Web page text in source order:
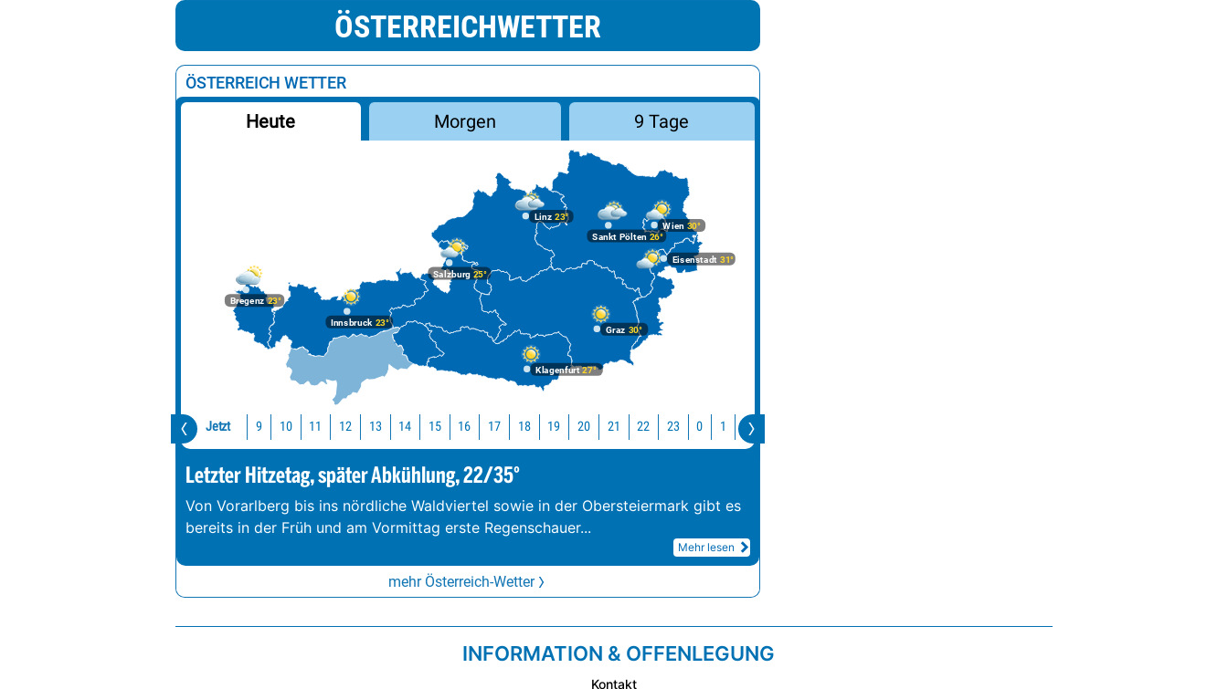
ÖSTERREICHWETTER
ÖSTERREICH WETTER
Heute Morgen 9 Tage
Bregenz23°
Graz 30°
Innsbruck23°
Klagenfurt27°
Linz 23°
Salzburg25°
Wien 30°
Eisenstadt 31°
Sankt Pölten 26°
Jetzt 9 10 11 12 13 14 15 16 17 18 19 20 21 22 23 0 1 2
Letzter Hitzetag, später Abkühlung, 22/35°
Von Vorarlberg bis ins nördliche Waldviertel sowie in der Obersteiermark gibt es
bereits in der Früh und am Vormittag erste Regenschauer...
Mehr lesen
mehr Österreich-Wetter
INFORMATION & OFFENLEGUNG
Kontakt